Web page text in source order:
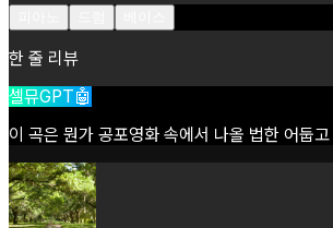
한 줄 리뷰
셀뮤GPT🤖
이 곡은 뭔가 공포영화 속에서 나올 법한 어둡고